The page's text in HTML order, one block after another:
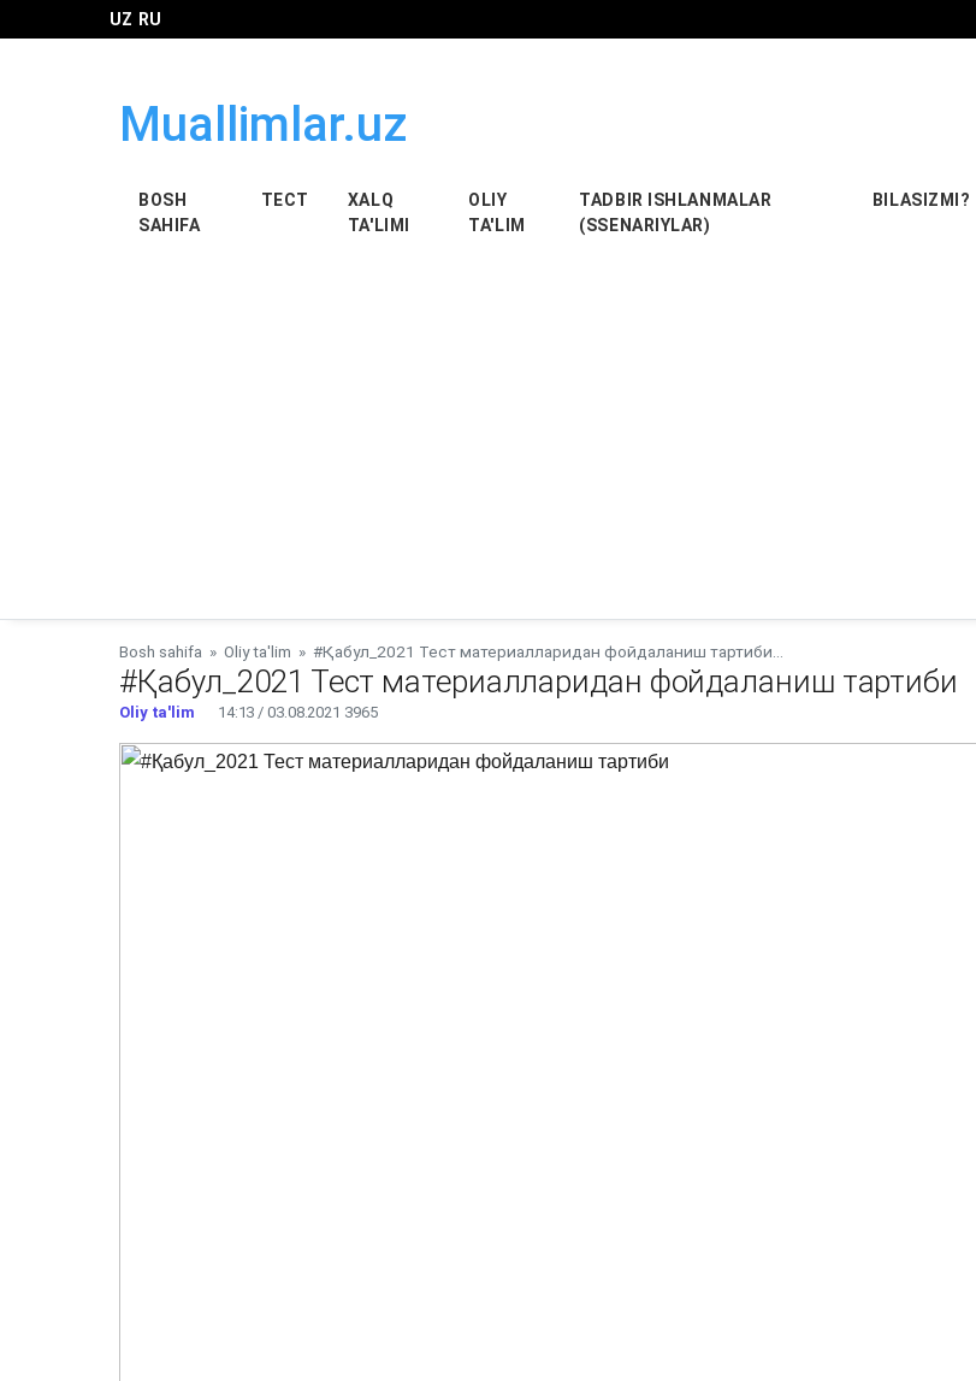
UZ RU
Muallimlar.uz
BOSH
SAHIFA
ТЕСТ
XALQ
TA'LIMI
OLIY
TA'LIM
TADBIR ISHLANMALAR
(SSENARIYLAR)
BILASIZMI?
Bosh sahifa » Oliy ta'lim » #Қабул_2021 Тест материалларидан фойдаланиш тартиби...
#Қабул_2021 Тест материалларидан фойдаланиш тартиби
Oliy ta'lim 14:13 / 03.08.2021 3965